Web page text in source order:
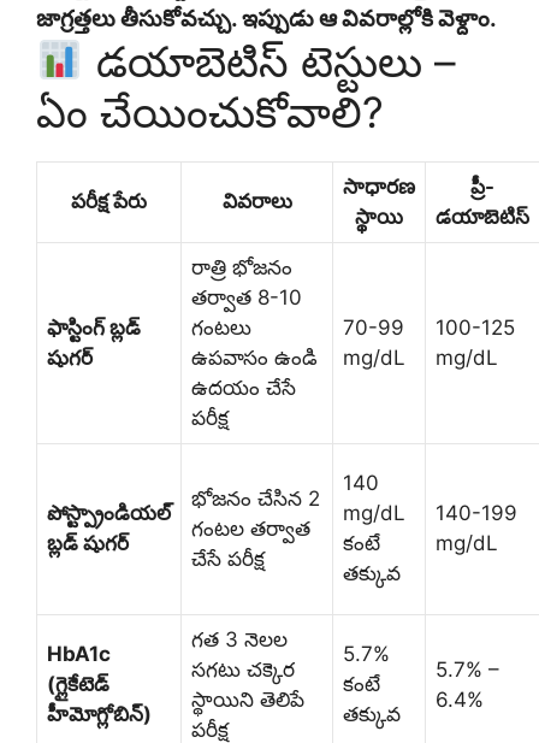
జాగ్రత్తలు తీసుకోవచ్చు. ఇప్పుడు ఆ వివరాల్లోకి వెళ్దాం.
డయాబెటిస్ టెస్టులు –
ఏం చేయించుకోవాలి?
పరీక్ష పేరు వివరాలు
సాధారణ
స్థాయి
ప్రీ-
డయాబెటిస్
ఫాస్టింగ్ బ్లడ్
షుగర్
రాత్రి భోజనం
తర్వాత 8-10
గంటలు
ఉపవాసం ఉండి
ఉదయం చేసే
పరీక్ష
70-99
mg/dL
100-125
mg/dL
పోస్ట్ప్రాండియల్
బ్లడ్ షుగర్
భోజనం చేసిన 2
గంటల తర్వాత
చేసే పరీక్ష
140
mg/dL
కంటే
తక్కువ
140-199
mg/dL
HbA1c
(గ్లైకేటెడ్
హీమోగ్లోబిన్)
గత 3 నెలల
సగటు చక్కెర
స్థాయిని తెలిపే
పరీక్ష
5.7%
కంటే
తక్కువ
5.7% –
6.4%